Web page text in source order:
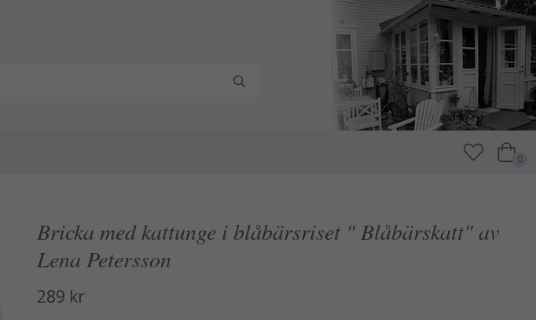
0
Bricka med kattunge i blåbärsriset " Blåbärskatt" av
Lena Petersson
289 kr